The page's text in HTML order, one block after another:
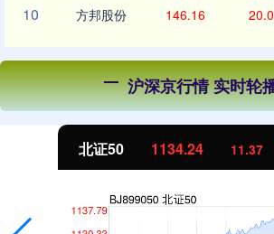
10 方邦股份 146.16
沪深京行情 实时轮
北证50 1134.24 11.37